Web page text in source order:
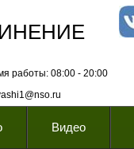
работы: 08:00 - 20:00
Видео